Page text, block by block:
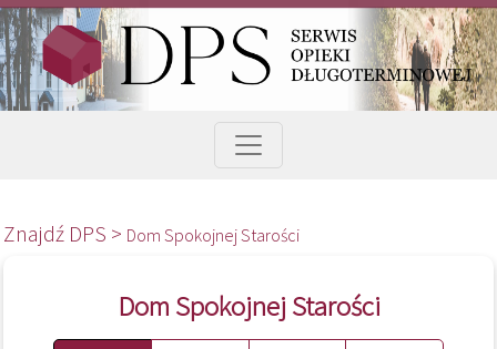
Znajdź DPS > Dom Spokojnej Starości
Dom Spokojnej Starości